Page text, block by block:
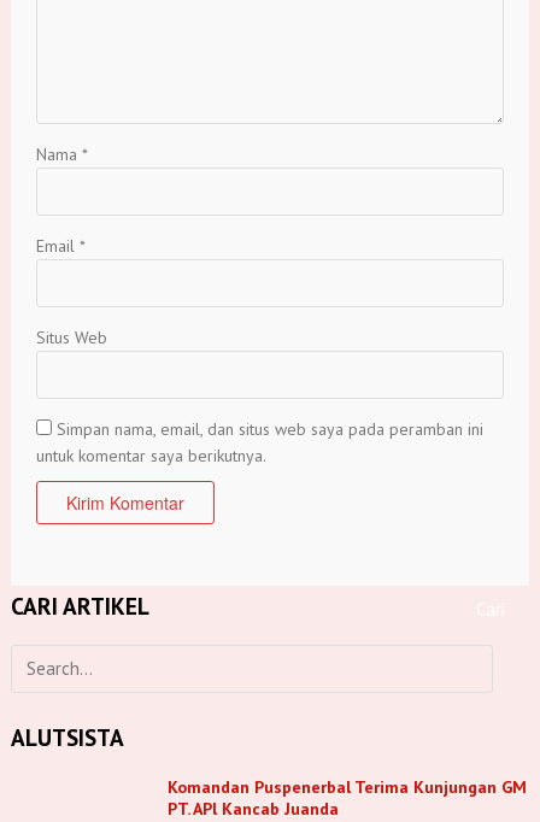
Nama *
Email *
Situs Web
Simpan nama, email, dan situs web saya pada peramban ini
untuk komentar saya berikutnya.
CARI ARTIKEL
ALUTSISTA
Komandan Puspenerbal Terima Kunjungan GM
PT. APl Kancab Juanda